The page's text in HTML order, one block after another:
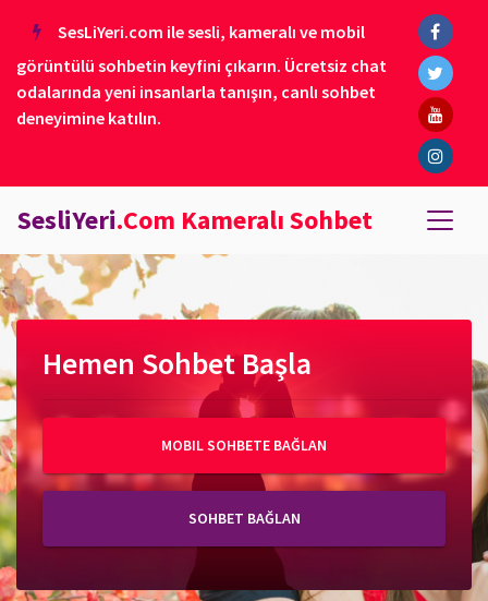
SesLiYeri.com ile sesli, kameralı ve mobil
görüntülü sohbetin keyfini çıkarın. Ücretsiz chat
odalarında yeni insanlarla tanışın, canlı sohbet
deneyimine katılın.
SesliYeri.Com Kameralı Sohbet
Hemen Sohbet Başla
MOBIL SOHBETE BAĞLAN
SOHBET BAĞLAN